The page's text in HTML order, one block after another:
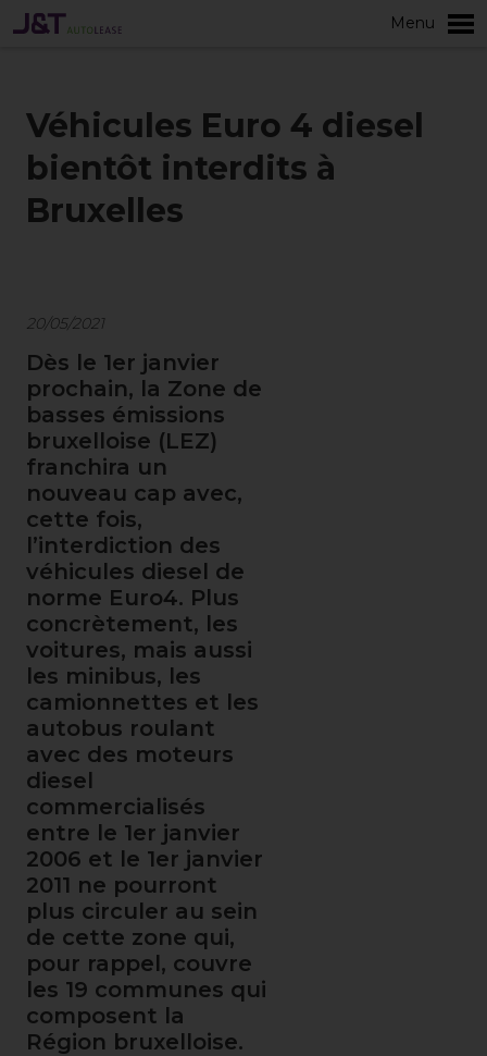
Menu
Véhicules Euro 4 diesel
bientôt interdits à
Bruxelles
20/05/2021
Dès le 1er janvier
prochain, la Zone de
basses émissions
bruxelloise (LEZ)
franchira un
nouveau cap avec,
cette fois,
l’interdiction des
véhicules diesel de
norme Euro4. Plus
concrètement, les
voitures, mais aussi
les minibus, les
camionnettes et les
autobus roulant
avec des moteurs
diesel
commercialisés
entre le 1er janvier
2006 et le 1er janvier
2011 ne pourront
plus circuler au sein
de cette zone qui,
pour rappel, couvre
les 19 communes qui
composent la
Région bruxelloise.